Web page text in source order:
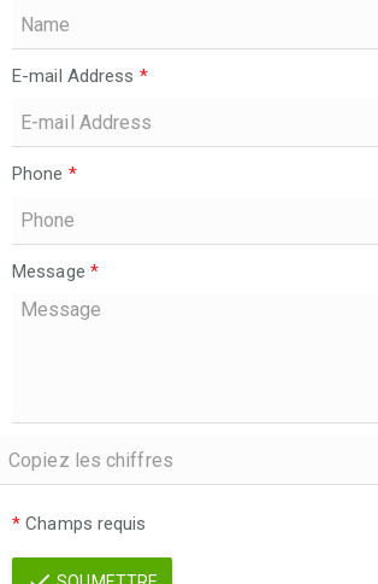
E-mail Address *
Phone *
Message *
* Champs requis